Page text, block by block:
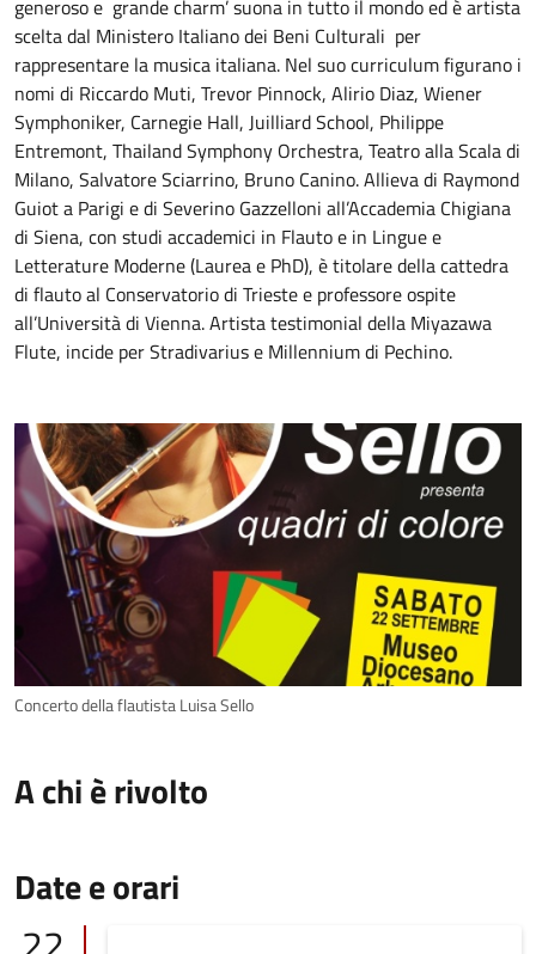
generoso e grande charm’ suona in tutto il mondo ed è artista
scelta dal Ministero Italiano dei Beni Culturali per
rappresentare la musica italiana. Nel suo curriculum figurano i
nomi di Riccardo Muti, Trevor Pinnock, Alirio Diaz, Wiener
Symphoniker, Carnegie Hall, Juilliard School, Philippe
Entremont, Thailand Symphony Orchestra, Teatro alla Scala di
Milano, Salvatore Sciarrino, Bruno Canino. Allieva di Raymond
Guiot a Parigi e di Severino Gazzelloni all’Accademia Chigiana
di Siena, con studi accademici in Flauto e in Lingue e
Letterature Moderne (Laurea e PhD), è titolare della cattedra
di flauto al Conservatorio di Trieste e professore ospite
all’Università di Vienna. Artista testimonial della Miyazawa
Flute, incide per Stradivarius e Millennium di Pechino.
Concerto della flautista Luisa Sello
A chi è rivolto
Date e orari